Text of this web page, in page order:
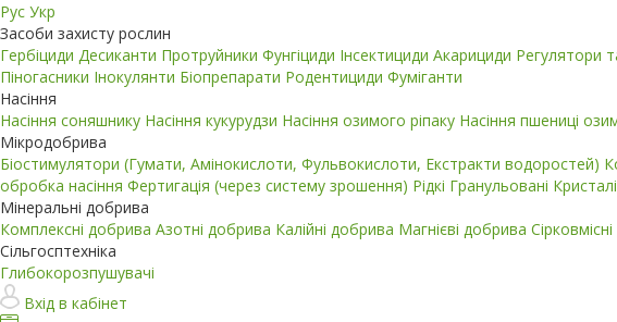
Рус Укр
Засоби захисту рослин
Гербіциди Десиканти Протруйники Фунгіциди Інсектициди Акарициди Регулятори
Піногасники Інокулянти Біопрепарати Родентициди Фуміганти
Насіння
Насіння соняшнику Насіння кукурудзи Насіння озимого ріпаку Насіння пшениці
Мікродобрива
Біостимулятори (Гумати, Амінокислоти, Фульвокислоти, Екстракти водоростей)
обробка насіння Фертигація (через систему зрошення) Рідкі Гранульовані
Мінеральні добрива
Комплексні добрива Азотні добрива Калійні добрива Магнієві добрива
Сільгосптехніка
Глибокорозпушувачі
Вхід в кабінет